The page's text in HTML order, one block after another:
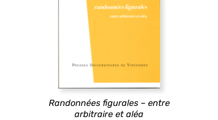
Randonnées figurales – entre
arbitraire et aléa